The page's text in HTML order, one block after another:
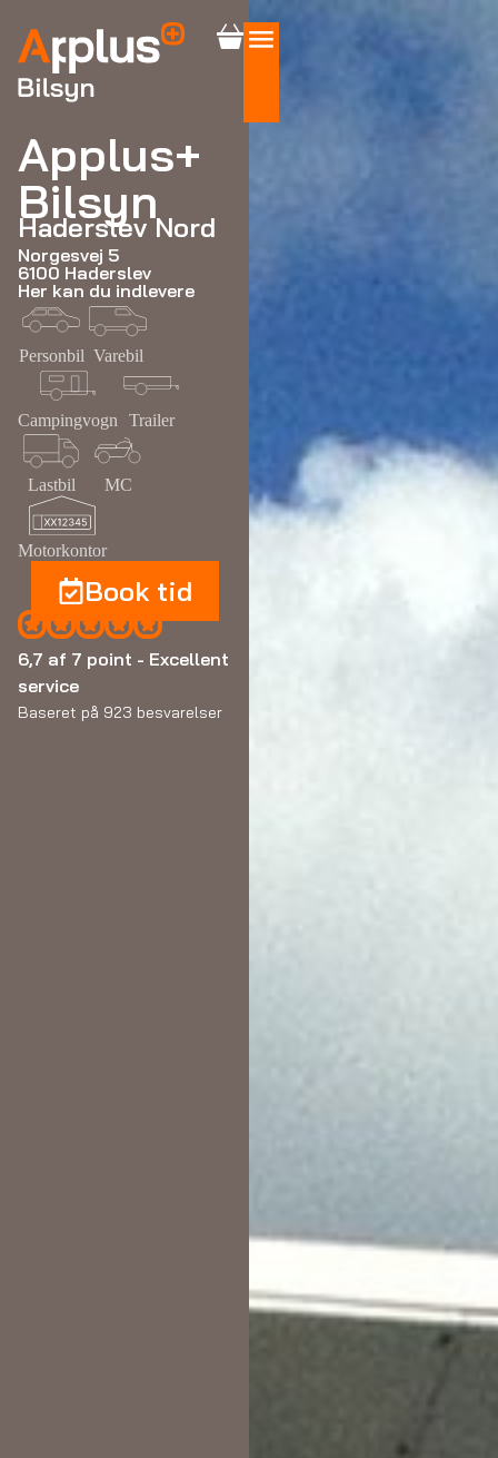
Applus+
Bilsyn
Haderslev Nord
Norgesvej 5
6100 Haderslev
Her kan du indlevere
Personbil Varebil
Campingvogn Trailer
Lastbil MC
Motorkontor
Book tid
6,7 af 7 point - Excellent
service
Baseret på 923 besvarelser